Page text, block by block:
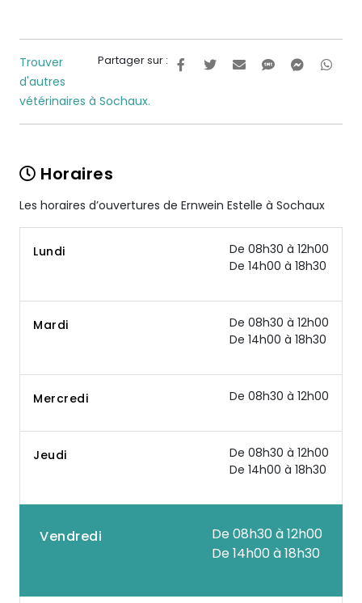
Partager sur :
Trouver
d'autres
vétérinaires à Sochaux.
Horaires
Les horaires d’ouvertures de Ernwein Estelle à Sochaux
Lundi
De 08h30 à 12h00
De 14h00 à 18h30
Mardi
De 08h30 à 12h00
De 14h00 à 18h30
Mercredi De 08h30 à 12h00
Jeudi
De 08h30 à 12h00
De 14h00 à 18h30
Vendredi
De 08h30 à 12h00
De 14h00 à 18h30